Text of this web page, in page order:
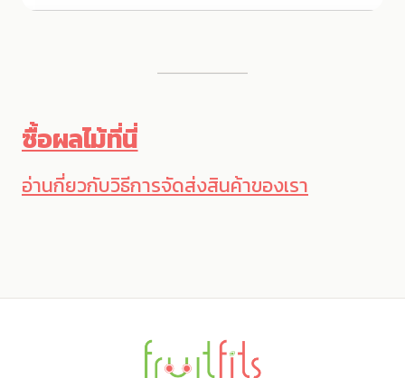
ซื้อผลไม้ที่นี่
อ่านกี่ยวกับวิธีการจัดส่งสินค้าของเรา